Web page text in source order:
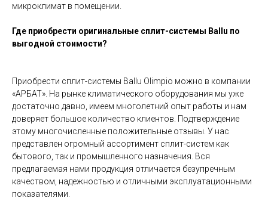
микроклимат в помещении.
Где приобрести оригинальные сплит-системы Ballu по
выгодной стоимости?
Приобрести сплит-системы Ballu Оlimpio можно в компании
«АРБАТ». На рынке климатического оборудования мы уже
достаточно давно, имеем многолетний опыт работы и нам
доверяет большое количество клиентов. Подтверждение
этому многочисленные положительные отзывы. У нас
представлен огромный ассортимент сплит-систем как
бытового, так и промышленного назначения. Вся
предлагаемая нами продукция отличается безупречным
качеством, надежностью и отличными эксплуатационными
показателями.